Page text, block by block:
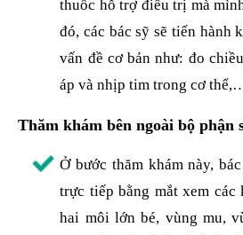
thuốc hỗ trợ điều trị mà
đó, các bác sỹ sẽ tiến hành
vấn đề cơ bản như: đo
áp và nhịp tim trong cơ
Thăm khám bên ngoài bộ phận
Ở bước thăm khám này,
trực tiếp bằng mắt xem các
hai môi lớn bé, vùng mu,